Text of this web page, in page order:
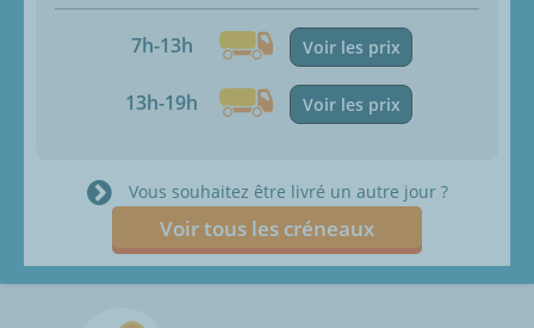
7h-13h Voir les prix
13h-19h Voir les prix
Vous souhaitez être livré un autre jour ?
Voir tous les créneaux